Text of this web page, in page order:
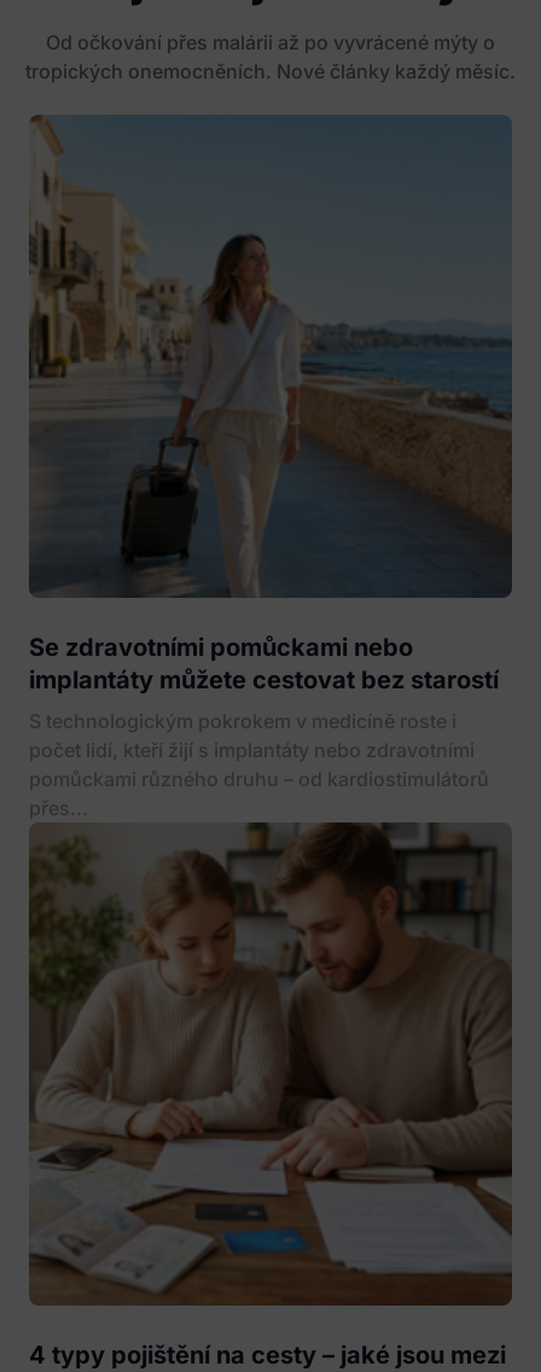
Od očkování přes malárii až po vyvrácené mýty o
tropických onemocněních. Nové články každý měsíc.
Se zdravotními pomůckami nebo
implantáty můžete cestovat bez starostí
S technologickým pokrokem v medicíně roste i
počet lidí, kteří žijí s implantáty nebo zdravotními
pomůckami různého druhu – od kardiostimulátorů
přes...
4 typy pojištění na cesty – jaké jsou mezi